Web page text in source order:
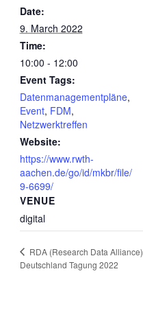
Date:
9. March 2022
Time:
10:00 - 12:00
Event Tags:
Datenmanagementpläne,
Event, FDM,
Netzwerktreffen
Website:
https://www.rwth-
aachen.de/go/id/mkbr/file/
9-6699/
VENUE
digital
RDA (Research Data Alliance)
Deutschland Tagung 2022